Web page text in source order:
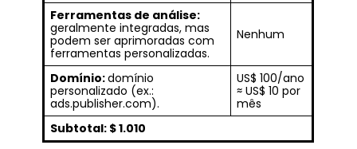
Ferramentas de análise:
geralmente integradas, mas
podem ser aprimoradas com
ferramentas personalizadas.
Nenhum
Domínio:domínio
personalizado (ex.:
ads.publisher.com).
US$ 100/ano
≈ US$ 10 por
mês
Subtotal: $ 1.010